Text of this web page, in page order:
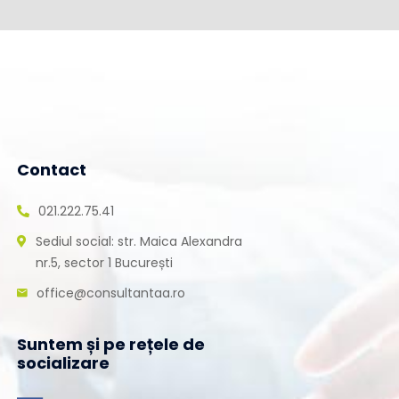
Contact
021.222.75.41
Sediul social: str. Maica Alexandra
nr.5, sector 1 București
office@consultantaa.ro
Suntem și pe rețele de
socializare